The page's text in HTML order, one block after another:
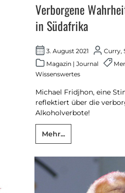
Verborgene
in Südafrika
3. August 2021
Curry,
Magazin| Journal
Wissenswertes
Michael Fridjhon, eine
reflektiert über die
Alkoholverbote!
Mehr...